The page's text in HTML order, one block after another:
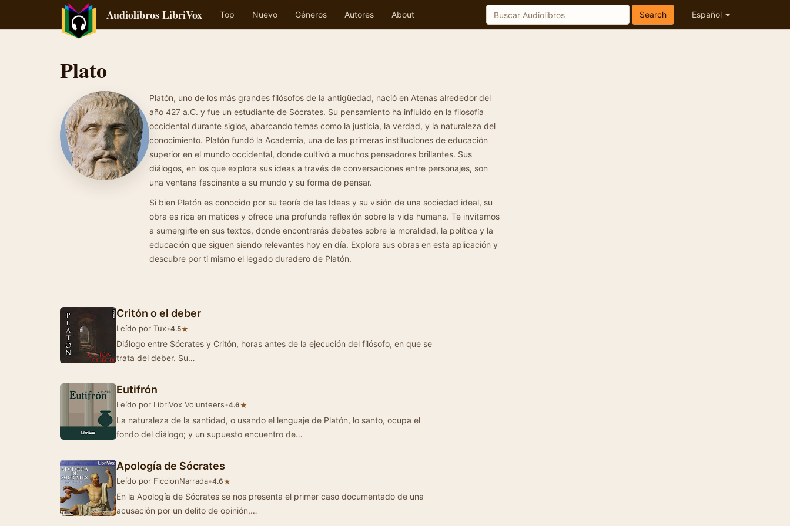
Audiolibros LibriVox Top Nuevo Géneros Autores About Español
Search
Plato
Platón, uno de los más grandes filósofos de la antigüedad, nació en Atenas alrededor del
año 427 a.C. y fue un estudiante de Sócrates. Su pensamiento ha influido en la filosofía
occidental durante siglos, abarcando temas como la justicia, la verdad, y la naturaleza del
conocimiento. Platón fundó la Academia, una de las primeras instituciones de educación
superior en el mundo occidental, donde cultivó a muchos pensadores brillantes. Sus
diálogos, en los que explora sus ideas a través de conversaciones entre personajes, son
una ventana fascinante a su mundo y su forma de pensar.
Si bien Platón es conocido por su teoría de las Ideas y su visión de una sociedad ideal, su
obra es rica en matices y ofrece una profunda reflexión sobre la vida humana. Te invitamos
a sumergirte en sus textos, donde encontrarás debates sobre la moralidad, la política y la
educación que siguen siendo relevantes hoy en día. Explora sus obras en esta aplicación y
descubre por ti mismo el legado duradero de Platón.
Critón o el deber
Leído por Tux•4.5★
Diálogo entre Sócrates y Critón, horas antes de la ejecución del filósofo, en que se
trata del deber. Su…
Eutifrón
Leído por LibriVox Volunteers•4.6★
La naturaleza de la santidad, o usando el lenguaje de Platón, lo santo, ocupa el
fondo del diálogo; y un supuesto encuentro de…
Apología de Sócrates
Leído por FiccionNarrada•4.6★
En la Apología de Sócrates se nos presenta el primer caso documentado de una
acusación por un delito de opinión,…